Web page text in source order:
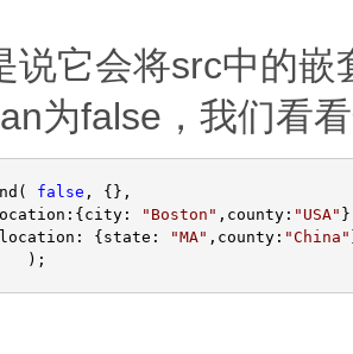
它会将src中的嵌
为false，我们看
false , {},
" Boston " ,county: " USA"
{state: "MA" ,county: "China "
);